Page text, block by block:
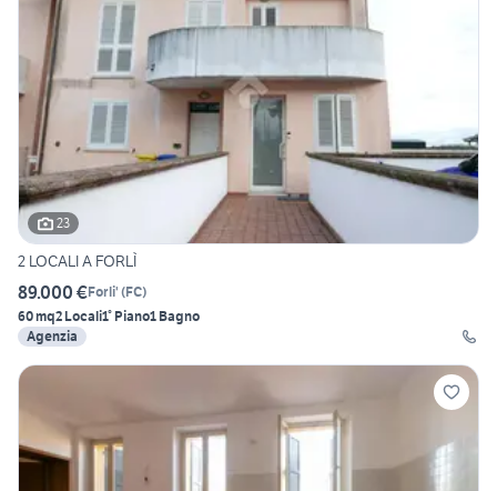
23
2 LOCALI A FORLÌ
89.000 €Forli' (FC)
60 mq2 Locali1° Piano1 Bagno
Agenzia